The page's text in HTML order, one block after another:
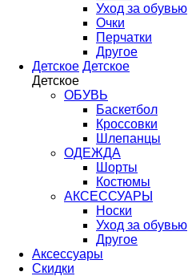
Уход за обувью
Очки
Перчатки
Другое
Детское Детское
Детское
ОБУВЬ
Баскетбол
Кроссовки
Шлепанцы
ОДЕЖДА
Шорты
Костюмы
АКСЕССУАРЫ
Носки
Уход за обувью
Другое
Аксессуары
Скидки